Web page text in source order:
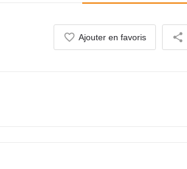
Ajouter en favoris